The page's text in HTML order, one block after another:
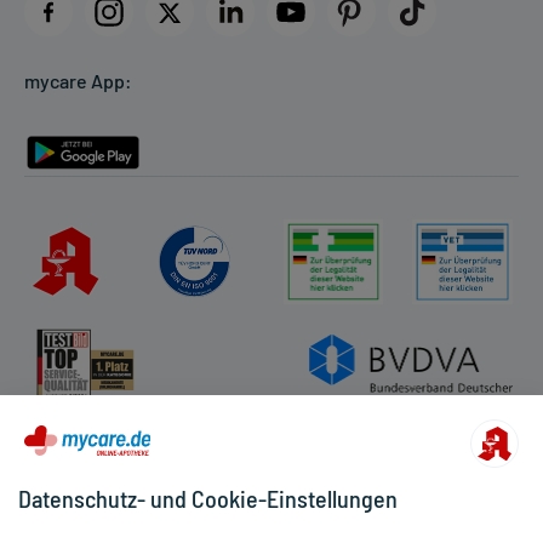
Datenschutz
Rückgabe/Widerruf
mycare App:
Datenschutz- und Cookie-Einstellungen